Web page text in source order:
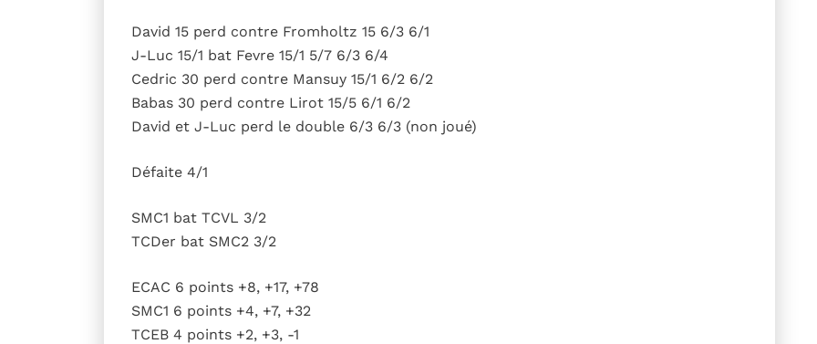
David 15 perd contre Fromholtz 15 6/3 6/1
J-Luc 15/1 bat Fevre 15/1 5/7 6/3 6/4
Cedric 30 perd contre Mansuy 15/1 6/2 6/2
Babas 30 perd contre Lirot 15/5 6/1 6/2
David et J-Luc perd le double 6/3 6/3 (non joué)
Défaite 4/1
SMC1 bat TCVL 3/2
TCDer bat SMC2 3/2
ECAC 6 points +8, +17, +78
SMC1 6 points +4, +7, +32
TCEB 4 points +2, +3, -1